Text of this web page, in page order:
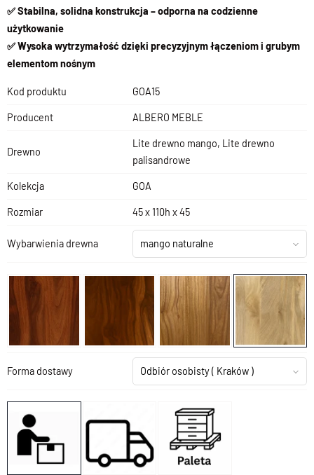
✅ Stabilna, solidna konstrukcja – odporna na codzienne
użytkowanie
✅ Wysoka wytrzymałość dzięki precyzyjnym łączeniom i grubym
elementom nośnym
Kod produktu GOA15
Producent ALBERO MEBLE
Drewno
Lite drewno mango, Lite drewno
palisandrowe
Kolekcja GOA
Rozmiar 45 x 110h x 45
Wybarwienia drewna mango naturalne
Forma dostawy Odbiór osobisty( Kraków )